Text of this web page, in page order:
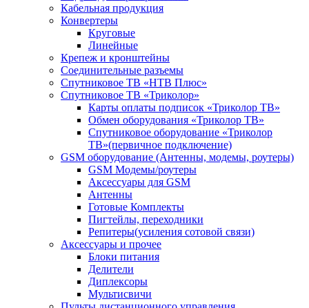
Кабельная продукция
Конвертеры
Круговые
Линейные
Крепеж и кронштейны
Соединительные разъемы
Спутниковое ТВ «НТВ Плюс»
Спутниковое ТВ «Триколор»
Карты оплаты подписок «Триколор ТВ»
Обмен оборудования «Триколор ТВ»
Спутниковое оборудование «Триколор
ТВ»(первичное подключение)
GSM оборудование (Антенны, модемы, роутеры)
GSM Модемы/роутеры
Аксессуары для GSM
Антенны
Готовые Комплекты
Пигтейлы, переходники
Репитеры(усиления сотовой связи)
Аксессуары и прочее
Блоки питания
Делители
Диплексоры
Мультисвичи